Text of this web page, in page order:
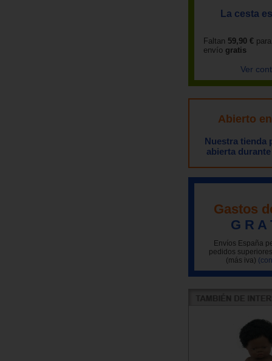
La cesta
Faltan 59,90 €
envío gratis
Ver
Abierto
Nuestra tienda
abierta
Gastos
G R A
Envíos España
pedidos
(más iva)